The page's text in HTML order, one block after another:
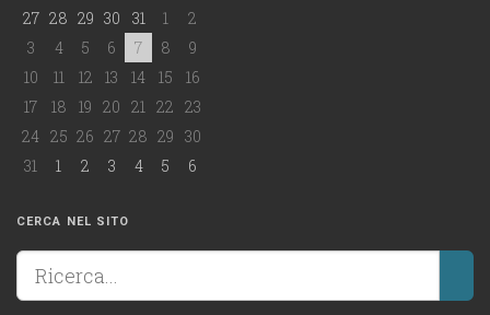
27 28 29 30 31 1
2
3
4 5 6 7 8
9
10
11 12 13 14 15
16
17
18 19 20 21 22 23
24 25 26 27 28 29 30
31
1 2 3 4 5 6
CERCA NEL SITO